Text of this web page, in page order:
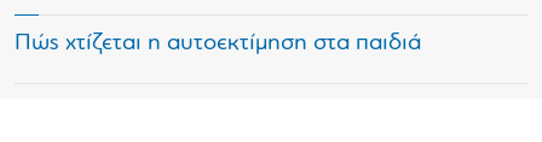
Πώς χτίζεται η αυτοεκτίμηση στα παιδιά